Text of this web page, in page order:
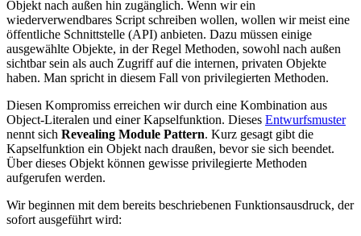
Objekt nach außen hin zugänglich. Wenn wir ein
wiederverwendbares Script schreiben wollen, wollen wir meist eine
öffentliche Schnittstelle (API) anbieten. Dazu müssen einige
ausgewählte Objekte, in der Regel Methoden, sowohl nach außen
sichtbar sein als auch Zugriff auf die internen, privaten Objekte
haben. Man spricht in diesem Fall von privilegierten Methoden.
Diesen Kompromiss erreichen wir durch eine Kombination aus
Object-Literalen und einer Kapselfunktion. Dieses Entwurfsmuster
nennt sich Revealing Module Pattern. Kurz gesagt gibt die
Kapselfunktion ein Objekt nach draußen, bevor sie sich beendet.
Über dieses Objekt können gewisse privilegierte Methoden
aufgerufen werden.
Wir beginnen mit dem bereits beschriebenen Funktionsausdruck, der
sofort ausgeführt wird: